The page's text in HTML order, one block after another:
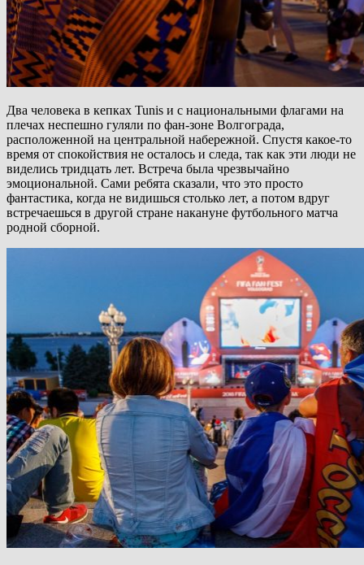
Два человека в кепках Tunis и с национальными флагами на
плечах неспешно гуляли по фан-зоне Волгограда,
расположенной на центральной набережной. Спустя какое-то
время от спокойствия не осталось и следа, так как эти люди не
виделись тридцать лет. Встреча была чрезвычайно
эмоциональной. Сами ребята сказали, что это просто
фантастика, когда не видишься столько лет, а потом вдруг
встречаешься в другой стране накануне футбольного матча
родной сборной.